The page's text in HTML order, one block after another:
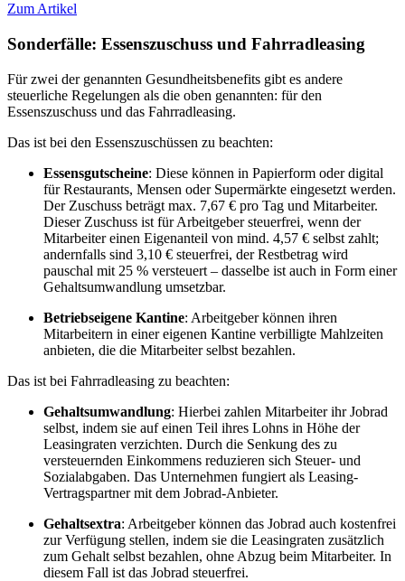
Zum Artikel
Sonderfälle: Essenszuschuss und Fahrradleasing
Für zwei der genannten Gesundheitsbenefits gibt es andere
steuerliche Regelungen als die oben genannten: für den
Essenszuschuss und das Fahrradleasing.
Das ist bei den Essenszuschüssen zu beachten:
Essensgutscheine: Diese können in Papierform oder digital
für Restaurants, Mensen oder Supermärkte eingesetzt werden.
Der Zuschuss beträgt max. 7,67 € pro Tag und Mitarbeiter.
Dieser Zuschuss ist für Arbeitgeber steuerfrei, wenn der
Mitarbeiter einen Eigenanteil von mind. 4,57 € selbst zahlt;
andernfalls sind 3,10 € steuerfrei, der Restbetrag wird
pauschal mit 25 % versteuert – dasselbe ist auch in Form einer
Gehaltsumwandlung umsetzbar.
Betriebseigene Kantine: Arbeitgeber können ihren
Mitarbeitern in einer eigenen Kantine verbilligte Mahlzeiten
anbieten, die die Mitarbeiter selbst bezahlen.
Das ist bei Fahrradleasing zu beachten:
Gehaltsumwandlung: Hierbei zahlen Mitarbeiter ihr Jobrad
selbst, indem sie auf einen Teil ihres Lohns in Höhe der
Leasingraten verzichten. Durch die Senkung des zu
versteuernden Einkommens reduzieren sich Steuer- und
Sozialabgaben. Das Unternehmen fungiert als Leasing-
Vertragspartner mit dem Jobrad-Anbieter.
Gehaltsextra: Arbeitgeber können das Jobrad auch kostenfrei
zur Verfügung stellen, indem sie die Leasingraten zusätzlich
zum Gehalt selbst bezahlen, ohne Abzug beim Mitarbeiter. In
diesem Fall ist das Jobrad steuerfrei.